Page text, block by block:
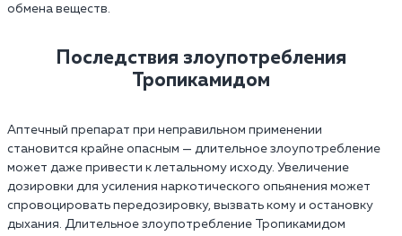
обмена веществ.
Последствия злоупотребления
Тропикамидом
Аптечный препарат при неправильном применении
становится крайне опасным — длительное злоупотребление
может даже привести к летальному исходу. Увеличение
дозировки для усиления наркотического опьянения может
спровоцировать передозировку, вызвать кому и остановку
дыхания. Длительное злоупотребление Тропикамидом